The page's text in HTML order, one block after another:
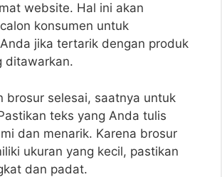
website. Hal ini akan
konsumen untuk
jika tertarik dengan produk
ditawarkan.
brosur selesai, saatnya untuk
teks yang Anda tulis
dan menarik. Karena brosur
ukuran yang kecil, pastikan
dan padat.